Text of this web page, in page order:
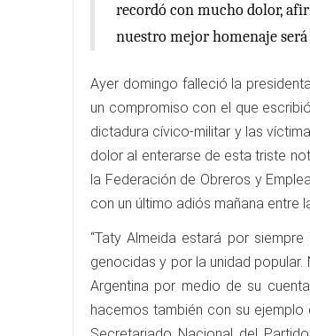
recordó con mucho dolor,
nuestro mejor homenaje será
Ayer domingo falleció la
un compromiso con el que
dictadura cívico-militar y las
dolor al enterarse de esta triste
la Federación de Obreros y
con un último adiós mañana entre
“Taty Almeida estará por
genocidas y por la unidad
Argentina por medio de su
hacemos también con su